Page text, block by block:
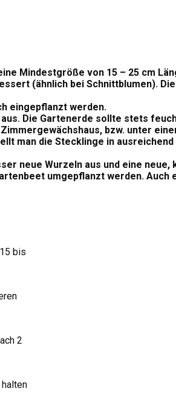
Mindestgröße von 15 – 25 cm
(ähnlich bei Schnittblumen).
eingepflanzt werden.
Die Gartenerde sollte stets
bzw. unter
man die Stecklinge in
neue Wurzeln aus und eine
umgepflanzt werden. Auch
bis
2